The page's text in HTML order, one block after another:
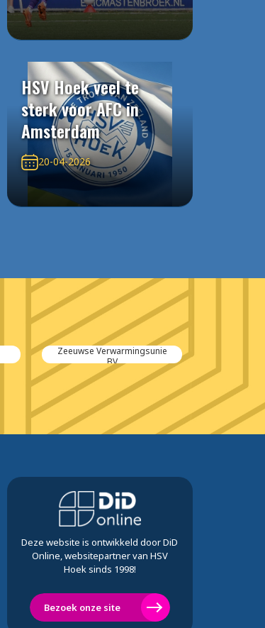
HSV Hoek veel te
sterk voor AFC in
Amsterdam
20-04-2026
Ingenieursbureau F.Koch BV
Deze website is ontwikkeld door DiD
Online, websitepartner van HSV
Hoek sinds 1998!
Bezoek onze site